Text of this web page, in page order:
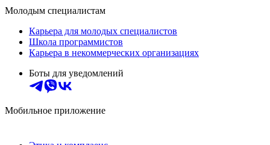
Молодым специалистам
Карьера для молодых специалистов
Школа программистов
Карьера в некоммерческих организациях
Боты для уведомлений
Мобильное приложение